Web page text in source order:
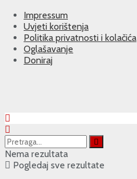
Impressum
Uvjeti korištenja
Politika privatnosti i kolačića
Oglašavanje
Doniraj
Nema rezultata
Pogledaj sve rezultate